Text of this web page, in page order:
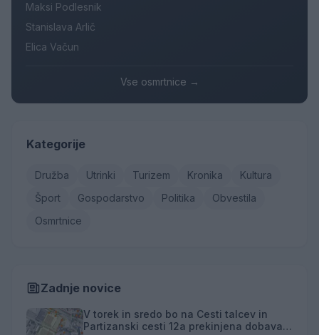
Maksi Podlesnik
Stanislava Arlič
Elica Vačun
Vse osmrtnice →
Kategorije
Družba Utrinki Turizem Kronika
Kultura
Šport
Gospodarstvo Politika
Obvestila
Osmrtnice
Zadnje novice
V torek in sredo bo na Cesti talcev in
Partizanski cesti 12a prekinjena dobava